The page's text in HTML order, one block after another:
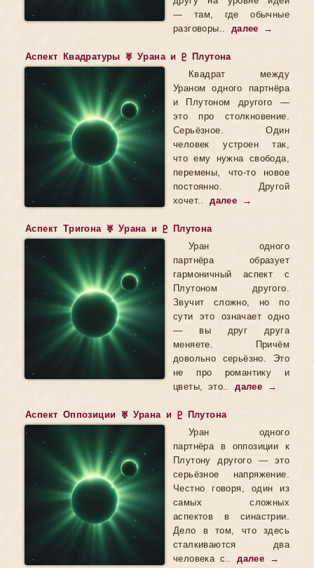
— там, где обычные
разговоры.. далее →
Аспект Квадратуры ♅ Урана и ♇ Плутона
Квадрат между
Ураном одного партнёра
и Плутоном другого —
это про столкновение.
Серьёзное. Один
человек устроен так,
что ему нужна свобода,
перемены, что-то новое
постоянно. Другой
хочет.. далее →
Аспект Тригона ♅ Урана и ♇ Плутона
Уран одного
партнёра образует
гармоничный аспект с
Плутоном другого.
Звучит сложно, но по
сути это означает одно
— вы друг друга
меняете. Причём
довольно серьёзно. Это
не про романтику и
цветы, это.. далее →
Аспект Оппозиции ♅ Урана и ♇ Плутона
Уран одного
партнёра в оппозиции к
Плутону другого — это
серьёзное напряжение.
Честно говоря, один из
самых сложных
аспектов в синастрии.
Дело в том, что здесь
сталкиваются два
человека с.. далее →